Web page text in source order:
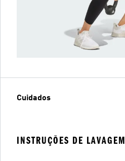
Cuidados
INSTRUÇÕES DE LAVAGEM